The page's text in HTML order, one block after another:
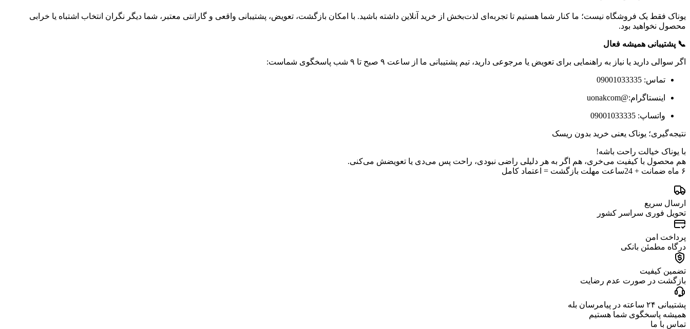
یوناک فقط یک فروشگاه نیست؛ ما کنار شما هستیم تا تجربه‌ای لذت‌بخش از خرید آنلاین داشته باشید. با امکان بازگشت، تعویض، پشتیبانی واقعی و گارانتی معتبر، شما دیگر نگران انتخاب اشتباه یا خرابی
محصول نخواهید بود.
📞 پشتیبانی همیشه فعال
اگر سوالی دارید یا نیاز به راهنمایی برای تعویض یا مرجوعی دارید، تیم پشتیبانی ما از ساعت ۹ صبح تا ۹ شب پاسخگوی شماست:
تماس: 09001033335
اینستاگرام:@uonakcom
واتساپ: 09001033335
نتیجه‌گیری؛ یوناک یعنی خرید بدون ریسک
با یوناک خیالت راحت باشه!
هم محصول با کیفیت می‌خری، هم اگر به هر دلیلی راضی نبودی، راحت پس می‌دی یا تعویضش می‌کنی.
۶ ماه ضمانت + 24ساعت مهلت بازگشت = اعتماد کامل
ارسال سریع
تحویل فوری سراسر کشور
پرداخت امن
درگاه مطمئن بانکی
تضمین کیفیت
بازگشت در صورت عدم رضایت
پشتیبانی ۲۴ ساعته در پیامرسان بله
همیشه پاسخگوی شما هستیم
تماس با ما